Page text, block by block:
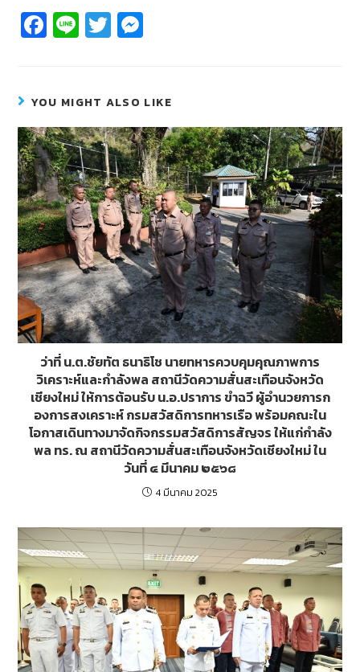
Fa
c
b
o
o
k
Li
n
T
wi
er e
n
g
er
YOU MIGHT ALSO LIKE
ว่าที่ น.ต.ชัยทัต ธนาธิโช นายทหารควบคุมคุณภาพการ
วิเคราะห์และกำลังพล สถานีวัดความสั่นสะเทือนจังหวัด
เชียงใหม่ ให้การต้อนรับ น.อ.ปราการ ขำฉวี ผู้อำนวยการก
องการสงเคราะห์ กรมสวัสดิการทหารเรือ พร้อมคณะใน
โอกาสเดินทางมาจัดกิจกรรมสวัสดิการสัญจร ให้แก่กำลัง
พล ทร. ณ สถานีวัดความสั่นสะเทือนจังหวัดเชียงใหม่ ใน
วันที่ ๔ มีนาคม ๒๕๖๘
4 มีนาคม 2025